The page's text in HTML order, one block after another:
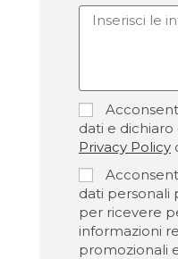
dati e dichiaro
Privacy Policy
dati personali
per ricevere
informazioni
promozionali